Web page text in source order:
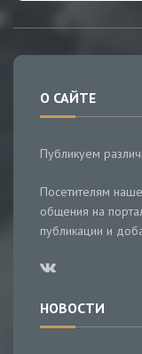
О САЙТЕ
Публикуем
Посетителям
общения на
публикации и
НОВОСТИ